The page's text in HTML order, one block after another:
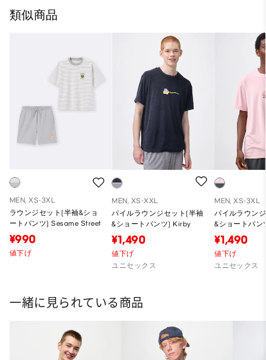
類似商品
MEN, XS-3XL
ラウンジセット(半袖&ショ
ートパンツ) Sesame Street
¥990
値下げ
MEN, XS-XXL
パイルラウンジセット(半袖
&ショートパンツ) Kirby
¥1,490
値下げ
ユニセックス
MEN, XS-3XL
パイルラウン
&ショートパ
¥1,490
値下げ
ユニセックス
一緒に見られている商品